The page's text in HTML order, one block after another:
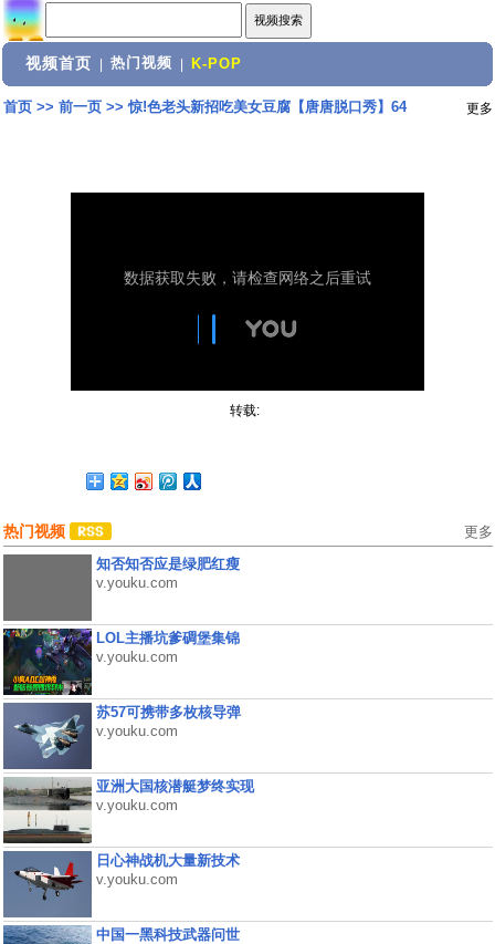
视频首页 热门视频 K-POP
首页>> 前一页>>惊!色老头新招吃美女豆腐【唐唐脱口秀】64 更多
转载:
热门视频 更多
知否知否应是绿肥红瘦
v.youku.com
LOL主播坑爹碉堡集锦
v.youku.com
苏57可携带多枚核导弹
v.youku.com
亚洲大国核潜艇梦终实现
v.youku.com
日心神战机大量新技术
v.youku.com
中国一黑科技武器问世